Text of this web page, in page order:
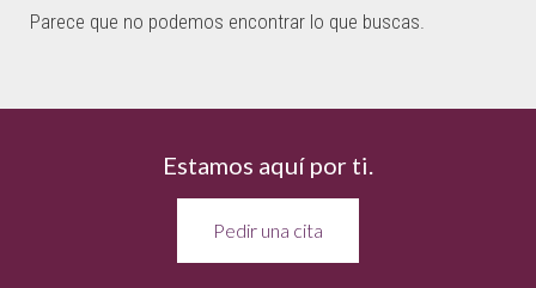
Parece que no podemos encontrar lo que buscas.
Estamos aquí por ti.
Pedir una cita